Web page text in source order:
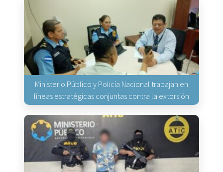
Ministerio Público y Policía Nacional trabajan en
líneas estratégicas conjuntas contra la extorsión